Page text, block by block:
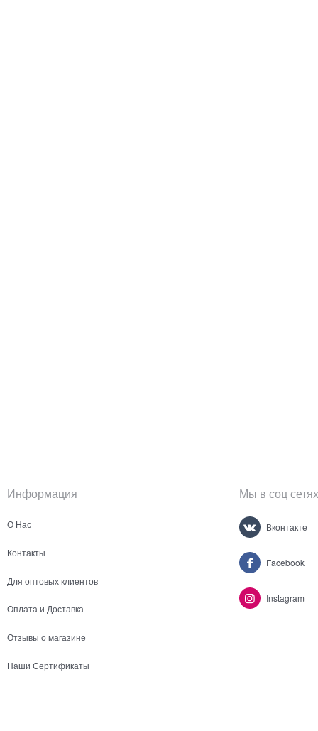
Информация
О Нас
Контакты
Для оптовых клиентов
Оплата и Доставка
Отзывы о магазине
Наши Сертификаты
Мы в соц сетях
Вконтакте
Facebook
Instagram